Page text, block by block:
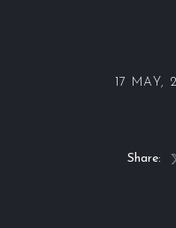
17 MAY,
Share: